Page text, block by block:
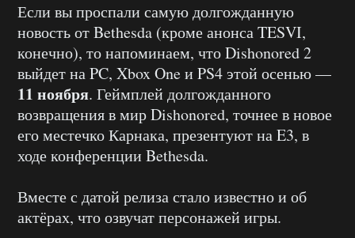
Если вы проспали самую долгожданную
новость от Bethesda (кроме анонса TESVI,
конечно), то напоминаем, что Dishonored 2
выйдет на PC, Xbox One и PS4 этой осенью —
11 ноября. Геймплей долгожданного
возвращения в мир Dishonored, точнее в новое
его местечко Карнака, презентуют на E3, в
ходе конференции Bethesda.
Вместе с датой релиза стало известно и об
актёрах, что озвучат персонажей игры.